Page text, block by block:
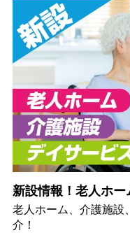
新設情報！老人ホ
老人ホーム、介護施設
介！